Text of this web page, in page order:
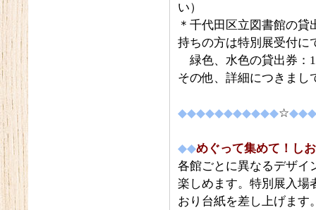
い）
＊千代田区立図書館の
持ちの方は特別展受付に
緑色、水色の貸出券：
その他、詳細につきまし
◆◆◆◆◆◆◆◆◆◆◆☆
◆◆めぐって集めて！し
各館ごとに異なるデザイ
楽しめます。特別展入場
おり台紙を差し上げます